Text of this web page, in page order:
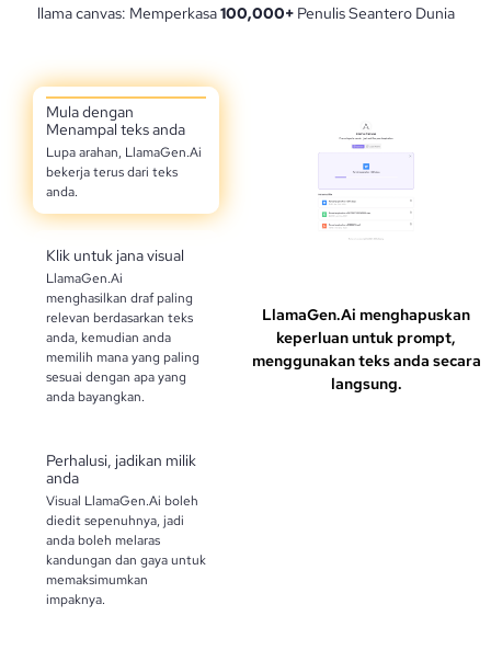
llama canvas: Memperkasa100,000+ Penulis Seantero Dunia
Mula dengan
Menampal teks anda
Lupa arahan, LlamaGen.Ai
bekerja terus dari teks
anda.
Klik untuk jana visual
LlamaGen.Ai
menghasilkan draf paling
relevan berdasarkan teks
anda, kemudian anda
memilih mana yang paling
sesuai dengan apa yang
anda bayangkan.
Perhalusi, jadikan milik
anda
Visual LlamaGen.Ai boleh
diedit sepenuhnya, jadi
anda boleh melaras
kandungan dan gaya untuk
memaksimumkan
impaknya.
LlamaGen.Ai menghapuskan
keperluan untuk prompt,
menggunakan teks anda secara
langsung.